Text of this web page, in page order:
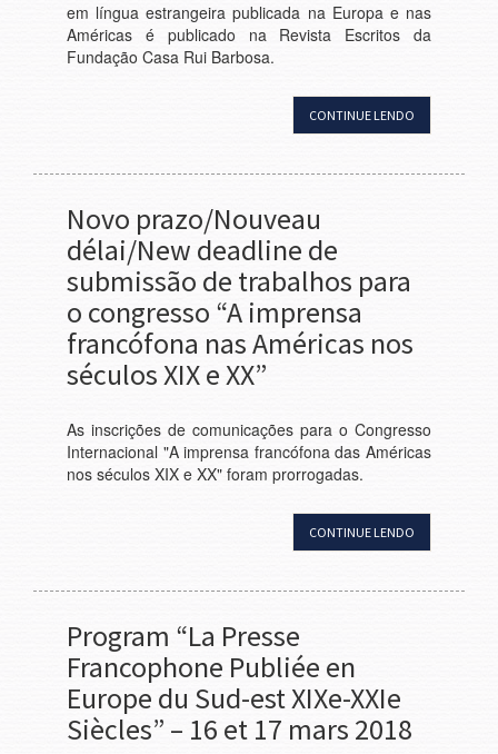
em língua estrangeira publicada na Europa e nas
Américas é publicado na Revista Escritos da
Fundação Casa Rui Barbosa.
CONTINUE LENDO
Novo prazo/Nouveau
délai/New deadline de
submissão de trabalhos para
o congresso “A imprensa
francófona nas Américas nos
séculos XIX e XX”
As inscrições de comunicações para o Congresso
Internacional "A imprensa francófona das Américas
nos séculos XIX e XX" foram prorrogadas.
CONTINUE LENDO
Program “La Presse
Francophone Publiée en
Europe du Sud-est XIXe-XXIe
Siècles” – 16 et 17 mars 2018